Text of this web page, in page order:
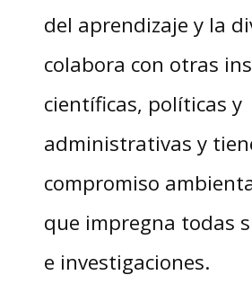
del aprendizaje y la
colabora con otras
científicas, políticas y
administrativas y
compromiso
que impregna todas
e investigaciones.